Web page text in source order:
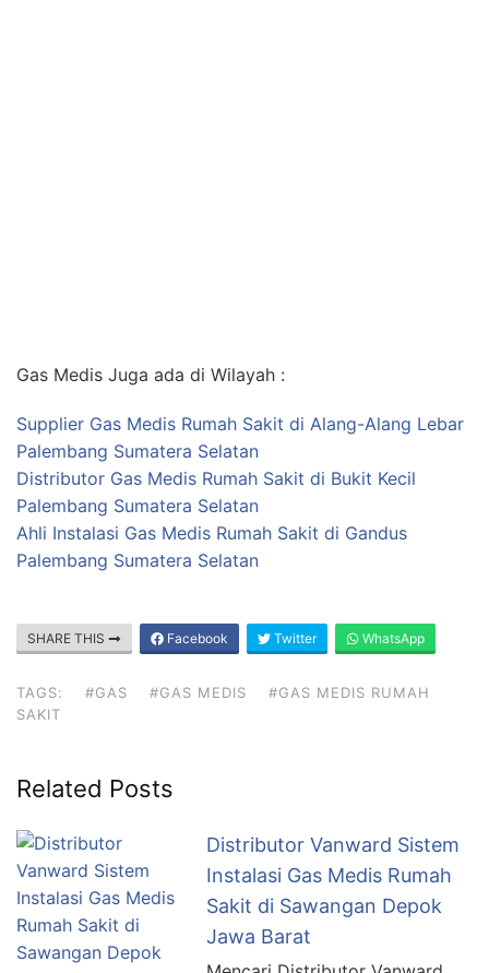
Gas Medis Juga ada di Wilayah :
Supplier Gas Medis Rumah Sakit di Alang-Alang Lebar
Palembang Sumatera Selatan
Distributor Gas Medis Rumah Sakit di Bukit Kecil
Palembang Sumatera Selatan
Ahli Instalasi Gas Medis Rumah Sakit di Gandus
Palembang Sumatera Selatan
SHARE THIS Facebook Twitter WhatsApp
TAGS: #GAS #GAS MEDIS
#GAS MEDIS RUMAH
SAKIT
Related Posts
Distributor Vanward Sistem
Instalasi Gas Medis Rumah
Sakit di Sawangan Depok
Jawa Barat